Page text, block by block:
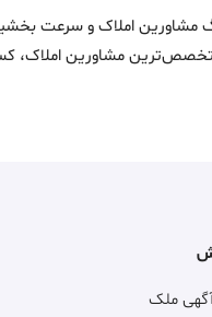
برندینگ مشاورین املاک و
متخصص‌ترین مشاورین
ملک